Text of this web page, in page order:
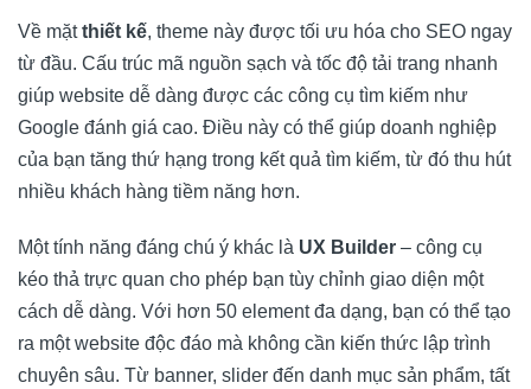
Về mặtthiết kế, theme này được tối ưu hóa cho SEO ngay
từ đầu. Cấu trúc mã nguồn sạch và tốc độ tải trang nhanh
giúp website dễ dàng được các công cụ tìm kiếm như
Google đánh giá cao. Điều này có thể giúp doanh nghiệp
của bạn tăng thứ hạng trong kết quả tìm kiếm, từ đó thu hút
nhiều khách hàng tiềm năng hơn.
Một tính năng đáng chú ý khác là UX Builder – công cụ
kéo thả trực quan cho phép bạn tùy chỉnh giao diện một
cách dễ dàng. Với hơn 50 element đa dạng, bạn có thể tạo
ra một website độc đáo mà không cần kiến thức lập trình
chuyên sâu. Từ banner, slider đến danh mục sản phẩm, tất